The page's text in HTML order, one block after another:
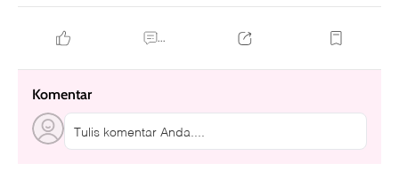
...
Komentar
Tulis komentar Anda....